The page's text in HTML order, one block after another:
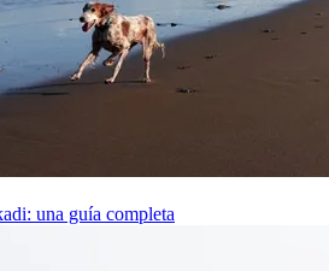
una guía completa